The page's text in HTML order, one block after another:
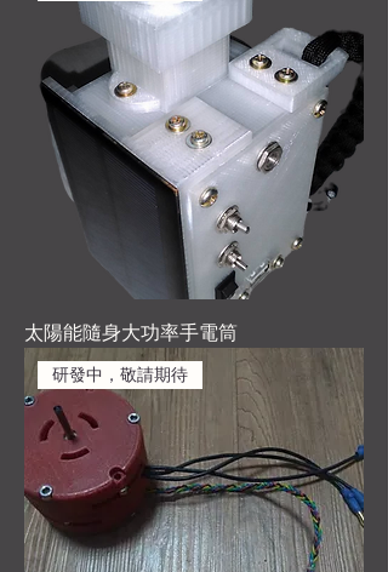
太陽能隨身大功率手電筒
研發中，敬請期待